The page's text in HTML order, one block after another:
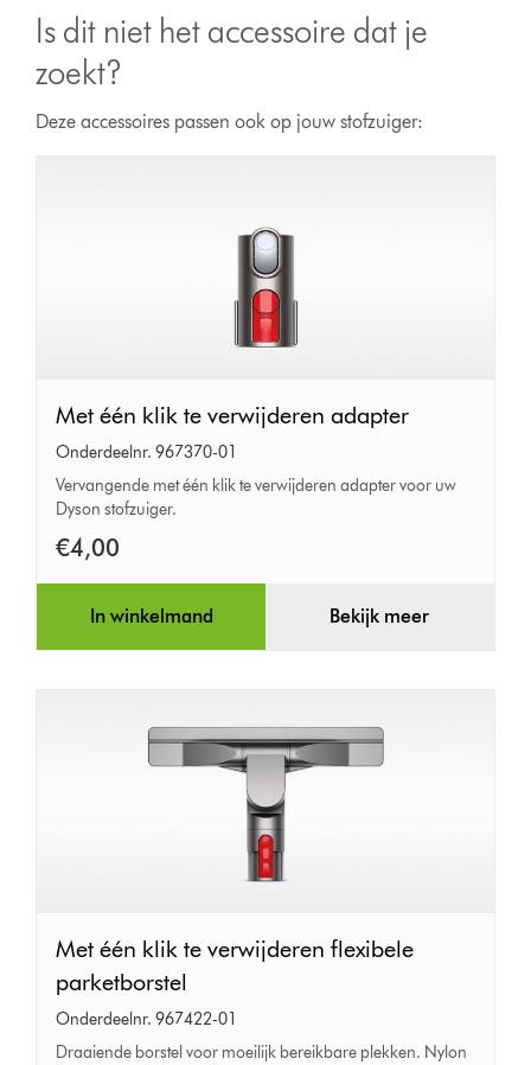
Is dit niet het accessoire dat je
zoekt?
Deze accessoires passen ook op jouw stofzuiger:
Met
één
klik
te
verwijderen
adapter
Met één klik te verwijderen adapter
Onderdeelnr. 967370-01
Vervangende met één klik te verwijderen adapter voor uw
Dyson stofzuiger.
€4,00
In winkelmand Bekijk meer
Met
één
klik
te
Met één klik te verwijderen flexibele
parketborstel
Onderdeelnr. 967422-01
Draaiende borstel voor moeilijk bereikbare plekken. Nylon